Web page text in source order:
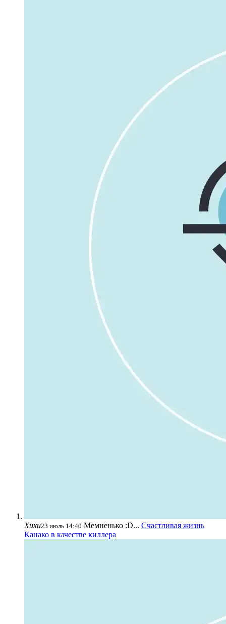
Хихи23 июль 14:40 Мемненько :D... Счастливая жизнь
Канако в качестве киллера